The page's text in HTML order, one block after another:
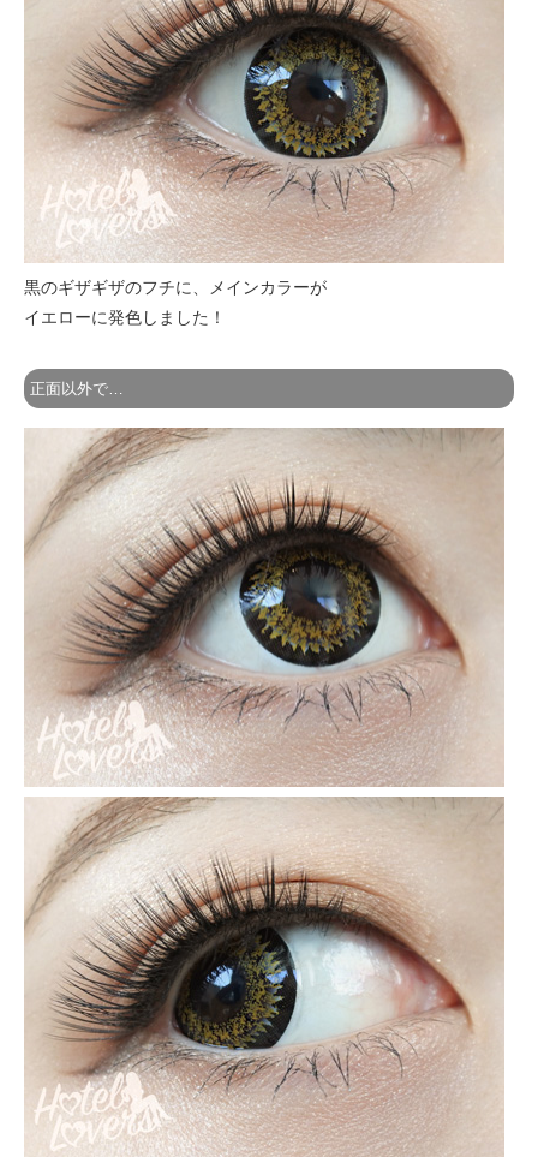
黒のギザギザのフチに、メインカラーが
イエローに発色しました！
正面以外で…